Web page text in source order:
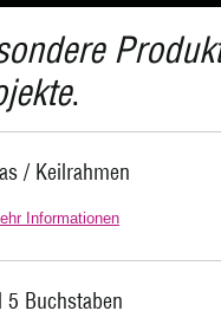
.
/ Keilrahmen
Informationen
5 Buchstaben